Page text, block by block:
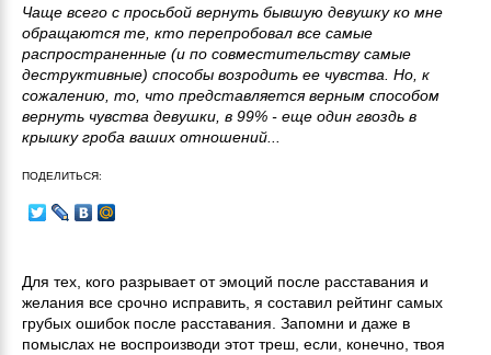
Чаще всего с просьбой вернуть бывшую девушку ко мне
обращаются те, кто перепробовал все самые
распространенные (и по совместительству самые
деструктивные) способы возродить ее чувства. Но, к
сожалению, то, что представляется верным способом
вернуть чувства девушки, в 99% - еще один гвоздь в
крышку гроба ваших отношений...
ПОДЕЛИТЬСЯ:
Для тех, кого разрывает от эмоций после расставания и
желания все срочно исправить, я составил рейтинг самых
грубых ошибок после расставания. Запомни и даже в
помыслах не воспроизводи этот треш, если, конечно, твоя